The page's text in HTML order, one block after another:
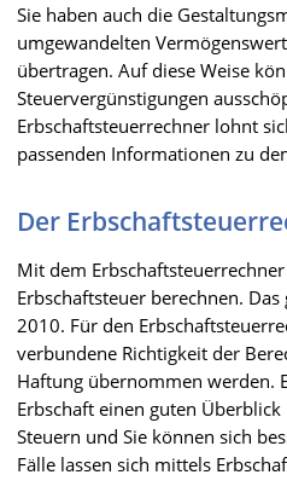
Sie haben auch die
umgewandelten
übertragen. Auf diese Weise
Steuervergünstigungen
Erbschaftsteuerrechner lohnt
passenden Informationen zu
Der
Mit dem
Erbschaftsteuer berechnen.
2010. Für den
verbundene Richtigkeit der
Haftung übernommen werden.
Erbschaft einen guten
Steuern und Sie können sich
Fälle lassen sich mittels